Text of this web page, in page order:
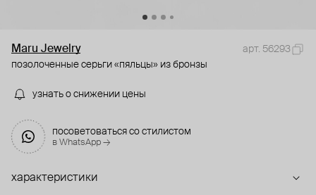
Maru Jewelry
арт. 56293
позолоченные серьги «пяльцы» из бронзы
узнать о снижении цены
посоветоваться со стилистом
в WhatsApp →
характеристики